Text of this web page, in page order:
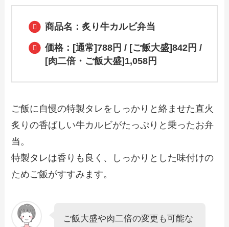
は？おすすめ商品や予約・注文方法も紹
【2024年最新】梅蘭で人気のテイクアウ
ト（お持ち帰り）メニューは？おすすめ
商品や予約・注文方法も紹介
イクアウト（お持ち帰り）メニューは？
おすすめ商品や予約・注文方法も紹介
ウト（お持ち帰り）メニュー一覧！予
すめ商品や予約・注文方法も紹介
商品名：炙り牛カルビ弁当
価格：[通常]788円 / [ご飯大盛]842円 /
[肉二倍・ご飯大盛]1,058円
ご飯に自慢の特製タレをしっかりと絡ませた直火
炙りの香ばしい牛カルビがたっぷりと乗ったお弁
当。
特製タレは香りも良く、しっかりとした味付けの
ためご飯がすすみます。
ご飯大盛や肉二倍の変更も可能な